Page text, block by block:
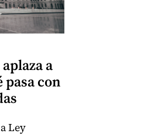
a
con
Ley